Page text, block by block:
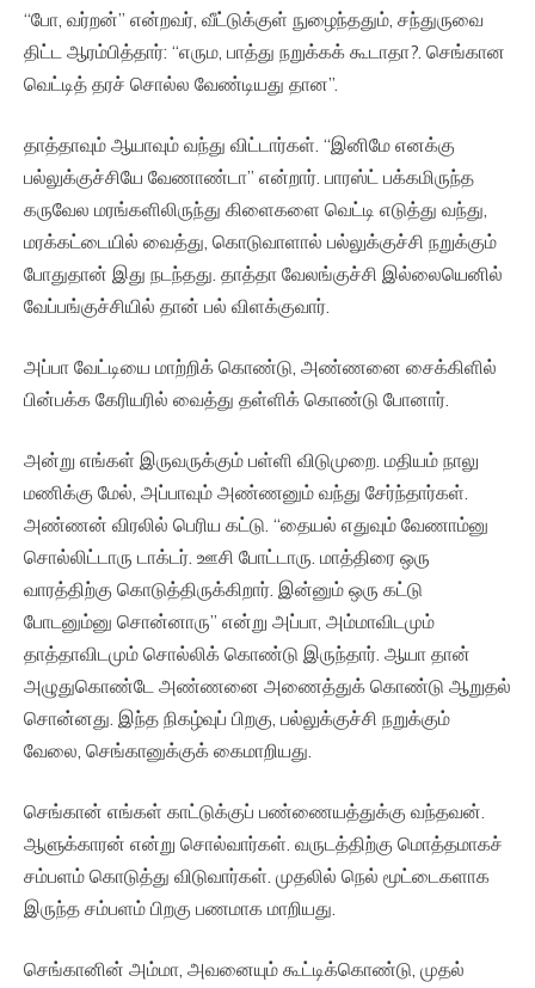
“போ, வர்றன்” என்றவர், வீட்டுக்குள் நுழைந்ததும், சந்துருவை
திட்ட ஆரம்பித்தார்: “எரும, பாத்து நறுக்கக் கூடாதா?. செங்கான
வெட்டித் தரச் சொல்ல வேண்டியது தான”.
தாத்தாவும் ஆயாவும் வந்து விட்டார்கள். “இனிமே எனக்கு
பல்லுக்குச்சியே வேணாண்டா” என்றார். பாரஸ்ட் பக்கமிருந்த
கருவேல மரங்களிலிருந்து கிளைகளை வெட்டி எடுத்து வந்து,
மரக்கட்டையில் வைத்து, கொடுவாளால் பல்லுக்குச்சி நறுக்கும்
போதுதான் இது நடந்தது. தாத்தா வேலங்குச்சி இல்லையெனில்
வேப்பங்குச்சியில் தான் பல் விளக்குவார்.
அப்பா வேட்டியை மாற்றிக் கொண்டு, அண்ணனை சைக்கிளில்
பின்பக்க கேரியரில் வைத்து தள்ளிக் கொண்டு போனார்.
அன்று எங்கள் இருவருக்கும் பள்ளி விடுமுறை. மதியம் நாலு
மணிக்கு மேல், அப்பாவும் அண்ணனும் வந்து சேர்ந்தார்கள்.
அண்ணன் விரலில் பெரிய கட்டு. “தையல் எதுவும் வேணாம்னு
சொல்லிட்டாரு டாக்டர். ஊசி போட்டாரு. மாத்திரை ஒரு
வாரத்திற்கு கொடுத்திருக்கிறார். இன்னும் ஒரு கட்டு
போடனும்னு சொன்னாரு” என்று அப்பா, அம்மாவிடமும்
தாத்தாவிடமும் சொல்லிக் கொண்டு இருந்தார். ஆயா தான்
அழுதுகொண்டே அண்ணனை அணைத்துக் கொண்டு ஆறுதல்
சொன்னது. இந்த நிகழ்வுப் பிறகு, பல்லுக்குச்சி நறுக்கும்
வேலை, செங்கானுக்குக் கைமாறியது.
செங்கான் எங்கள் காட்டுக்குப் பண்ணையத்துக்கு வந்தவன்.
ஆளுக்காரன் என்று சொல்வார்கள். வருடத்திற்கு மொத்தமாகச்
சம்பளம் கொடுத்து விடுவார்கள். முதலில் நெல் மூட்டைகளாக
இருந்த சம்பளம் பிறகு பணமாக மாறியது.
செங்கானின் அம்மா, அவனையும் கூட்டிக்கொண்டு, முதல்